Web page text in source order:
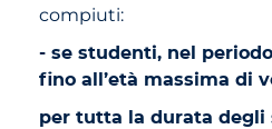
compiuti:
- se studenti, nel
fino all’età massima di
per tutta la durata